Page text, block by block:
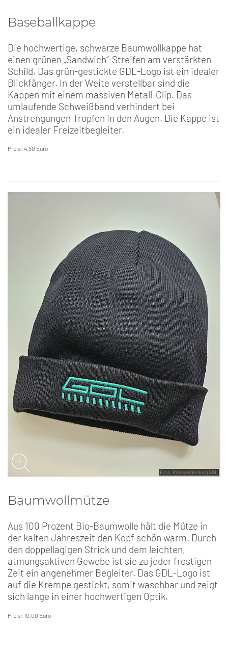
Baseballkappe
Die hochwertige, schwarze Baumwollkappe hat
einen grünen „Sandwich“-Streifen am verstärkten
Schild. Das grün-gestickte GDL-Logo ist ein idealer
Blickfänger. In der Weite verstellbar sind die
Kappen mit einem massiven Metall-Clip. Das
umlaufende Schweißband verhindert bei
Anstrengungen Tropfen in den Augen. Die Kappe ist
ein idealer Freizeitbegleiter.
Preis: 4,50 Euro
Foto: Presseabteilung GDL
Baumwollmütze
Aus 100 Prozent Bio-Baumwolle hält die Mütze in
der kalten Jahreszeit den Kopf schön warm. Durch
den doppellagigen Strick und dem leichten,
atmungsaktiven Gewebe ist sie zu jeder frostigen
Zeit ein angenehmer Begleiter. Das GDL-Logo ist
auf die Krempe gestickt, somit waschbar und zeigt
sich lange in einer hochwertigen Optik.
Preis: 10,00 Euro